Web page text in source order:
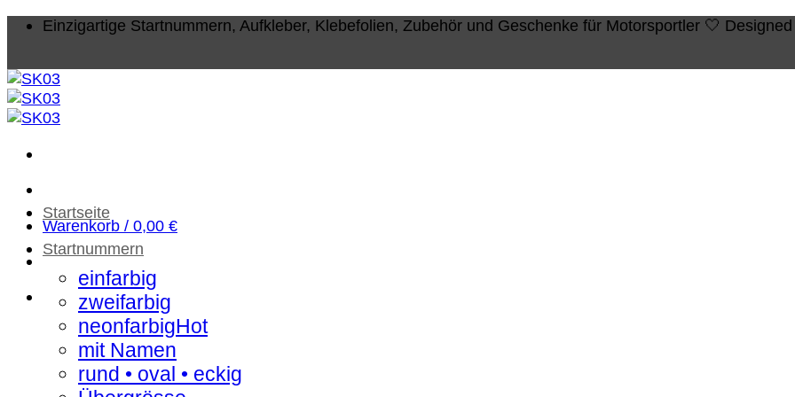
Zum
Einzigartige Startnummern, Aufkleber, Klebefolien, Zubehör und Geschenke für Motorsportler 🤍
Warenkorb / 0,00 €
Startseite
Startnummern
einfarbig
zweifarbig
neonfarbig
mit Namen
rund • oval • eckig